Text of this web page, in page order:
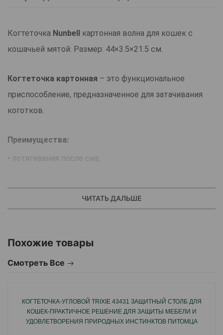
Когтеточка Nunbell картонная волна для кошек с
кошачьей мятой. Размер: 44×3.5×21.5 см.
Когтеточка картонная – это функциональное
приспособление, предназначенное для затачивания
коготков.
Преимущества:
• потягивания после сна;
• пометки территории.Когтеточка не занимает много
места, ее можно переставлять с одного места на
может проводить большую часть своего времени.
животным по причине изменения привычной среды
обитания.
ЧИТАТЬ ДАЛЬШЕ
Похожие товары
Смотреть Все
КОГТЕТОЧКА-УГЛОВОЙ TRIXIE 43431 ЗАЩИТНЫЙ СТОЛБ ДЛЯ
КОШЕК-ПРАКТИЧНОЕ РЕШЕНИЕ ДЛЯ ЗАЩИТЫ МЕБЕЛИ И
УДОВЛЕТВОРЕНИЯ ПРИРОДНЫХ ИНСТИНКТОВ ПИТОМЦА